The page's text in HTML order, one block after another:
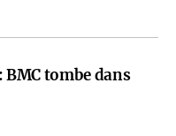
tombe dans